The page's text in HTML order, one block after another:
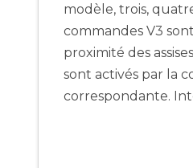
modèle, trois,
commandes V3
proximité des
sont activés par la
correspondante.